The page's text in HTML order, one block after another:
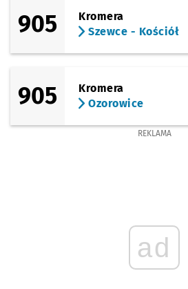
905
Kromera
Szewce - Kościół
905
Kromera
Ozorowice
REKLAMA
ad